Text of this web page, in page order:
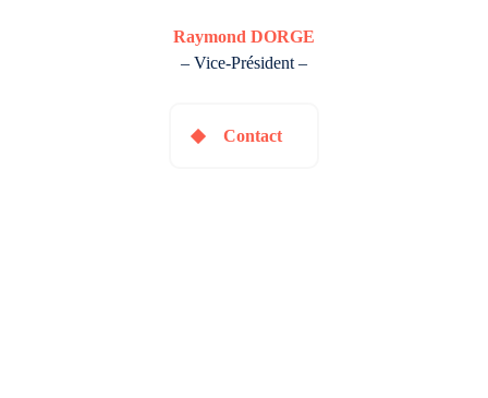
Raymond DORGE
– Vice-Président –
Contact